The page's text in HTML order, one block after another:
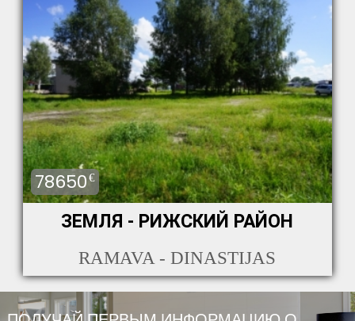
78650€
ЗЕМЛЯ - РИЖСКИЙ РАЙОН
RAMAVA - DINASTIJAS